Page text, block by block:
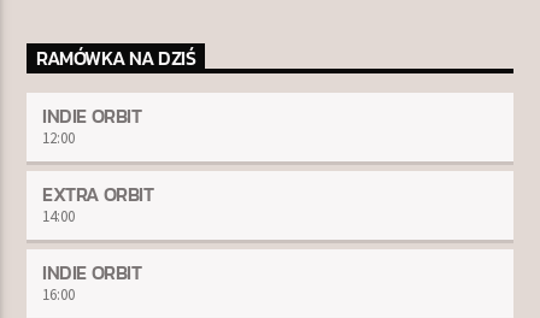
RAMÓWKA NA DZIŚ
INDIE ORBIT
12:00
EXTRA ORBIT
14:00
INDIE ORBIT
16:00